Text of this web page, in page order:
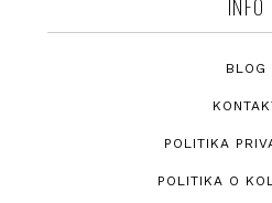
INFO
BLOG
POLITIKA
POLITIKA O